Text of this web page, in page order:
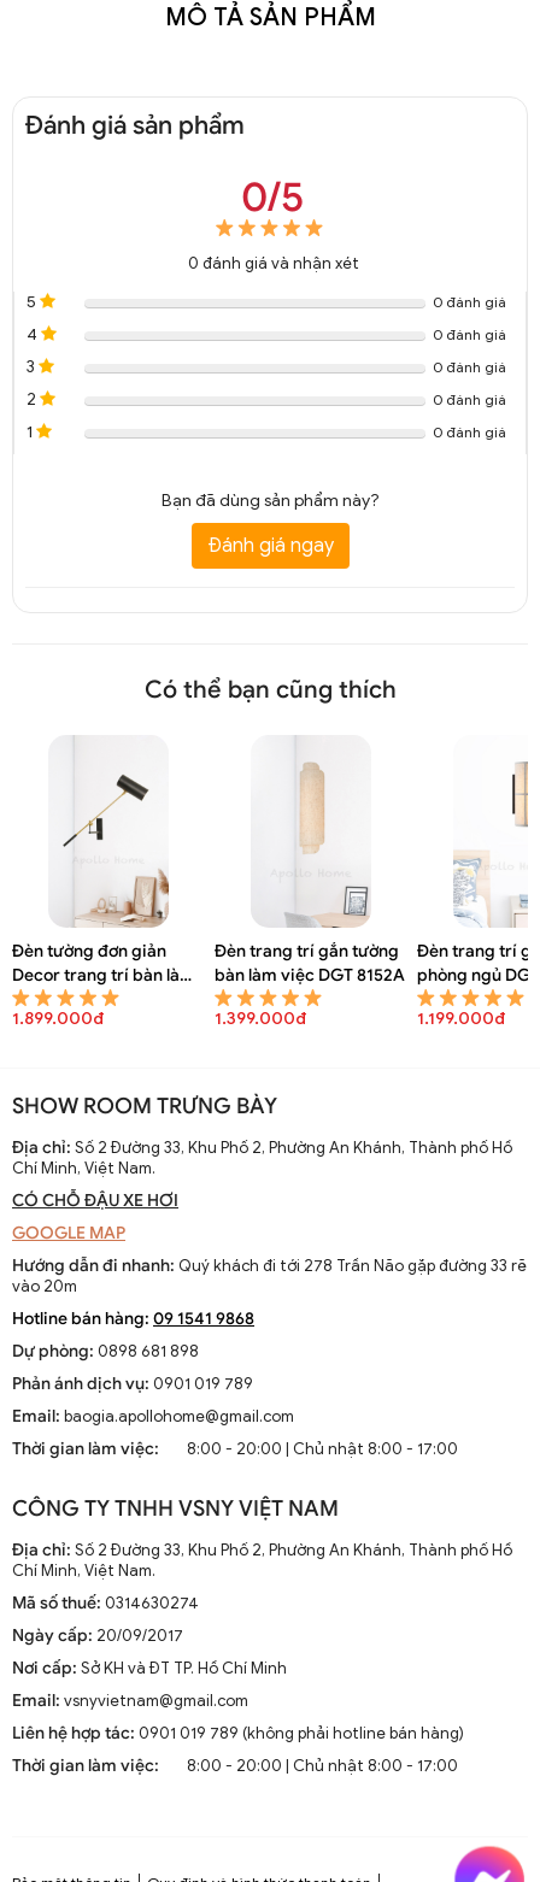
MÔ TẢ SẢN PHẨM
Đánh giá sản phẩm
0/5
0 đánh giá và nhận xét
5
0 đánh giá
4 0 đánh giá
3 0 đánh giá
2 0 đánh giá
1 0 đánh giá
Bạn đã dùng sản phẩm này?
Đánh giá ngay
Có thể bạn cũng thích
Đèn tường đơn giản
Decor trang trí bàn làm
việc DGT 8154A
1.899.000đ
Đèn trang trí gắn tường
bàn làm việc DGT 8152A
1.399.000đ
Đèn trang trí
phòng ngủ
1.199.000đ
SHOW ROOM TRƯNG BÀY
Địa chỉ: Số 2 Đường 33, Khu Phố 2, Phường An Khánh, Thành phố Hồ
Chí Minh, Việt Nam.
CÓ CHỖ ĐẬU XE HƠI
GOOGLE MAP
Hướng dẫn đi nhanh: Quý khách đi tới 278 Trần Não gặp đường 33 rẽ
vào 20m
Hotline bán hàng: 09 1541 9868
Dự phòng: 0898 681 898
Phản ánh dịch vụ: 0901 019 789
Email: baogia.apollohome@gmail.com
Thời gian làm việc:
8:00 - 20:00 | Chủ nhật 8:00 - 17:00
CÔNG TY TNHH VSNY VIỆT NAM
Địa chỉ: Số 2 Đường 33, Khu Phố 2, Phường An Khánh, Thành phố Hồ
Chí Minh, Việt Nam.
Mã số thuế: 0314630274
Ngày cấp: 20/09/2017
Nơi cấp: Sở KH và ĐT TP. Hồ Chí Minh
Email: vsnyvietnam@gmail.com
Liên hệ hợp tác: 0901 019 789 (không phải hotline bán hàng)
Thời gian làm việc:
8:00 - 20:00 | Chủ nhật 8:00 - 17:00